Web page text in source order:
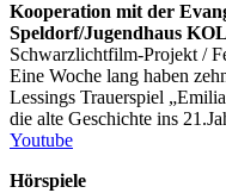
Kooperation mit der
Speldorf/Jugendhaus
Schwarzlichtfilm-Projekt /
Eine Woche lang haben
Lessings Trauerspiel
die alte Geschichte ins
Youtube
Hörspiele